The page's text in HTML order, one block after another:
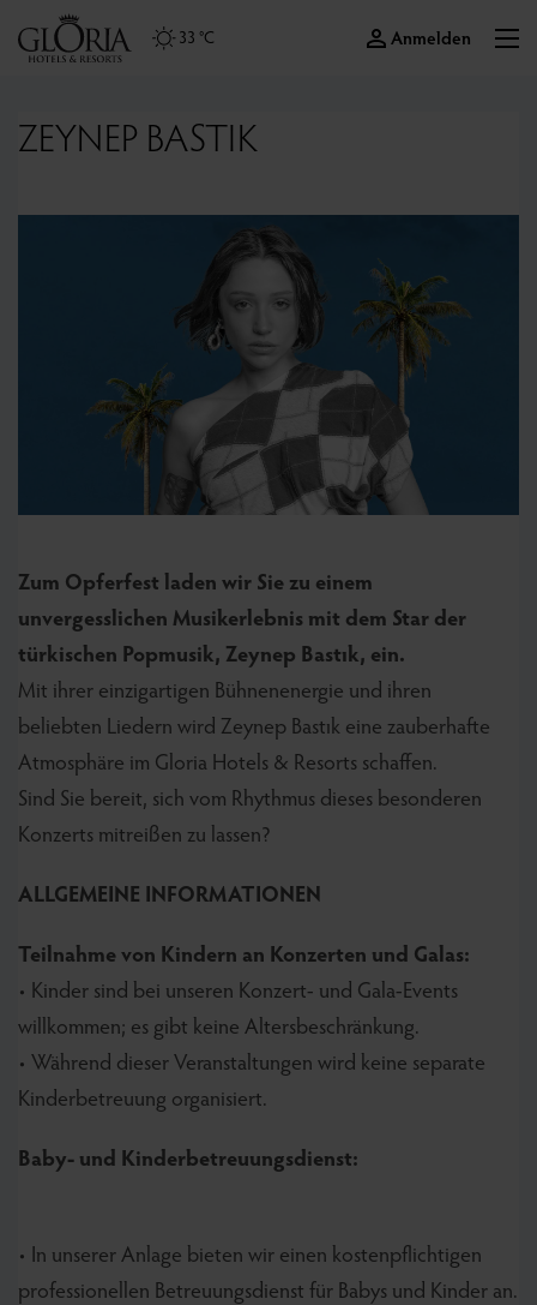
33 °C Anmelden
ZEYNEP BASTIK
Zum Opferfest laden wir Sie zu einem
unvergesslichen Musikerlebnis mit dem Star der
türkischen Popmusik, Zeynep Bastık, ein.
Mit ihrer einzigartigen Bühnenenergie und ihren
beliebten Liedern wird Zeynep Bastık eine zauberhafte
Atmosphäre im Gloria Hotels & Resorts schaffen.
Sind Sie bereit, sich vom Rhythmus dieses besonderen
Konzerts mitreißen zu lassen?
ALLGEMEINE INFORMATIONEN
Teilnahme von Kindern an Konzerten und Galas:
• Kinder sind bei unseren Konzert- und Gala-Events
willkommen; es gibt keine Altersbeschränkung.
• Während dieser Veranstaltungen wird keine separate
Kinderbetreuung organisiert.
Baby- und Kinderbetreuungsdienst:
• In unserer Anlage bieten wir einen kostenpflichtigen
professionellen Betreuungsdienst für Babys und Kinder an.